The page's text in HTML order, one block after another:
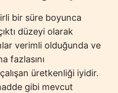
bir süre boyunca
düzeyi olarak
verimli olduğunda ve
fazlasını
üretkenliği iyidir.
gibi mevcut